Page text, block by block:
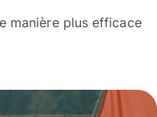
manière plus efficace